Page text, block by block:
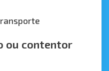
ou contentor